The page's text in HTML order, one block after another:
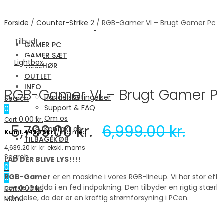
GAMER PC
GAMER SÆT
TILBEHØR
OUTLET
INFO
Handelsbetingelser
Support & FAQ
Om os
Kontakt os
TILBAGEKØB
Search
0
0
Cart 0.00kr.
Menu
Search
0
Cart 0.00kr.
Forside / Counter-Strike 2 / RGB-Gamer VI – Brugt Gamer Pc
Tilbud!
Lightbox
RGB-Gamer VI – Brugt Gamer
5,799.00kr. 6,999.00kr.
4,639.20 kr. kr. ekskl. moms
LAD DER BLIVE LYS!!!!
RGB-Gamer er en maskine i vores RGB-lineup. Vi har
penge, endda i en fed indpakning. Den tilbyder en rigtig
udvidelse, da der er en kraftig strømforsyning i PCen.